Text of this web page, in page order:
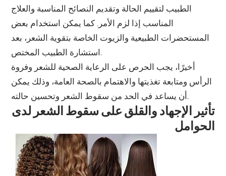
الطبيب لتقييم الحالة وتقديم النصائح المناسبة والعلاج
المناسب إذا لزم الأمر. كما يمكن استخدام بعض
المستحضرات الطبيعية والزيوت الخاصة بتقوية الشعر، بعد
استشارة الطبيب المختص.
أخيرًا، يجب الحرص على الرعاية الصحية للشعر وفروة
الرأس ومتابعة تغذيتها والاهتمام بالصحة العامة، وذلك يمكن
أن يساعد في الحد من سقوط الشعر وتحسين حالته.
تأثير الإجهاد والقلق على سقوط الشعر لدى
الحوامل